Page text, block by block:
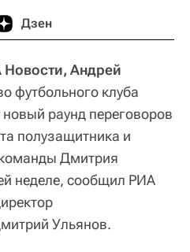
Дзен
Андрей
футбольного клуба
раунд переговоров
полузащитника и
Дмитрия
неделе, сообщил РИА
Ульянов.